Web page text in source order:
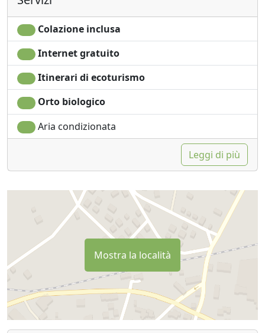
Colazione inclusa
Internet gratuito
Itinerari di ecoturismo
Orto biologico
Aria condizionata
Leggi di più
Mostra la località